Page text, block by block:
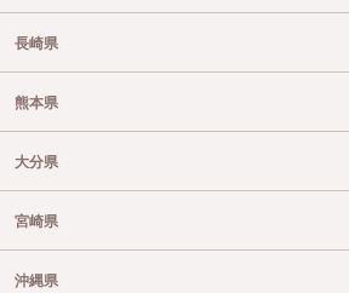
長崎県
熊本県
大分県
宮崎県
沖縄県